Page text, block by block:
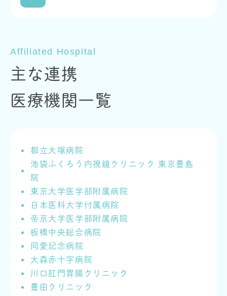
Affiliated Hospital
主な連携
医療機関一覧
都立大塚病院
池袋ふくろう内視鏡クリニック 東京豊島
院
東京大学医学部附属病院
日本医科大学付属病院
帝京大学医学部附属病院
板橋中央総合病院
同愛記念病院
大森赤十字病院
川口肛門胃腸クリニック
豊田クリニック